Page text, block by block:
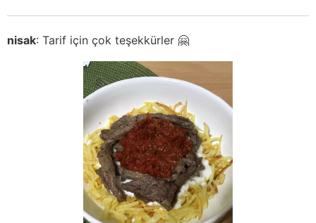
nisak: Tarif için çok teşekkürler 🤗